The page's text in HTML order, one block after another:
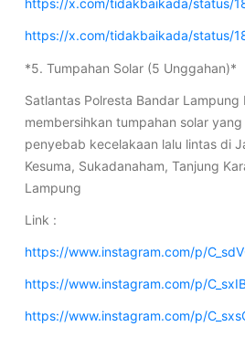
https://x.com/tidakbaikada/status/
https://x.com/tidakbaikada/status/
*5. Tumpahan Solar (5 Unggahan)*
Satlantas Polresta Bandar
membersihkan tumpahan solar
penyebab kecelakaan lalu lintas di
Kesuma, Sukadanaham, Tanjung
Lampung
Link :
https://www.instagram.com/p/
https://www.instagram.com/p/
https://www.instagram.com/p/